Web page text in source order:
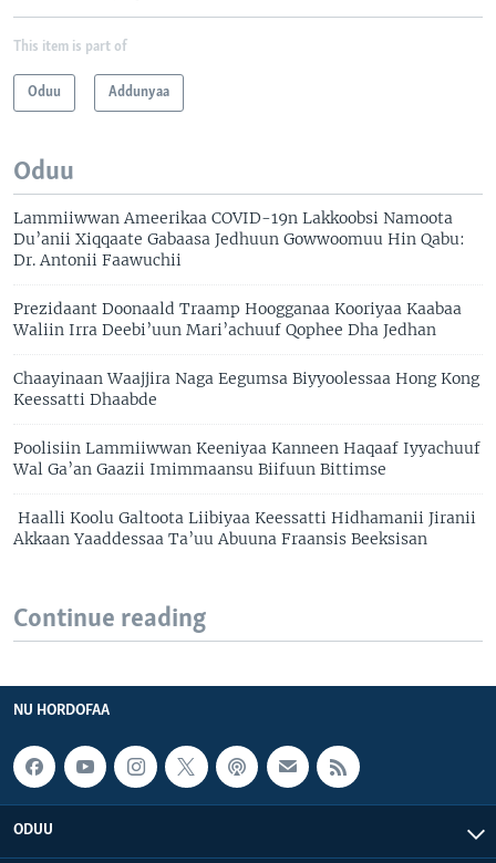
This item is part of
Oduu Addunyaa
Oduu
Lammiiwwan Ameerikaa COVID-19n Lakkoobsi Namoota
Du’anii Xiqqaate Gabaasa Jedhuun Gowwoomuu Hin Qabu:
Dr. Antonii Faawuchii
Prezidaant Doonaald Traamp Hoogganaa Kooriyaa Kaabaa
Waliin Irra Deebi’uun Mari’achuuf Qophee Dha Jedhan
Chaayinaan Waajjira Naga Eegumsa Biyyoolessaa Hong Kong
Keessatti Dhaabde
Poolisiin Lammiiwwan Keeniyaa Kanneen Haqaaf Iyyachuuf
Wal Ga’an Gaazii Imimmaansu Biifuun Bittimse
Haalli Koolu Galtoota Liibiyaa Keessatti Hidhamanii Jiranii
Akkaan Yaaddessaa Ta’uu Abuuna Fraansis Beeksisan
Continue reading
NU HORDOFAA
ODUU